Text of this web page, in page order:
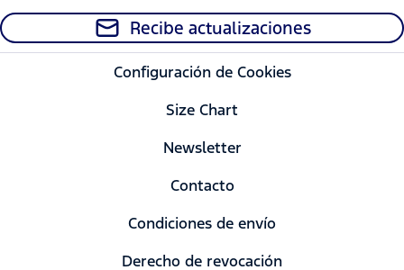
Recibe actualizaciones
Configuración de Cookies
Size Chart
Newsletter
Contacto
Condiciones de envío
Derecho de revocación